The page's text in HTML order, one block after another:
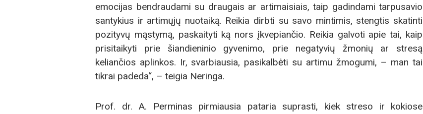
emocijas bendraudami su draugais ar artimaisiais, taip gadindami tarpusavio
santykius ir artimųjų nuotaiką. Reikia dirbti su savo mintimis, stengtis skatinti
pozityvų mąstymą, paskaityti ką nors įkvepiančio. Reikia galvoti apie tai, kaip
prisitaikyti prie šiandieninio gyvenimo, prie negatyvių žmonių ar stresą
keliančios aplinkos. Ir, svarbiausia, pasikalbėti su artimu žmogumi, – man tai
tikrai padeda“, – teigia Neringa.
Prof. dr. A. Perminas pirmiausia pataria suprasti, kiek streso ir kokiose